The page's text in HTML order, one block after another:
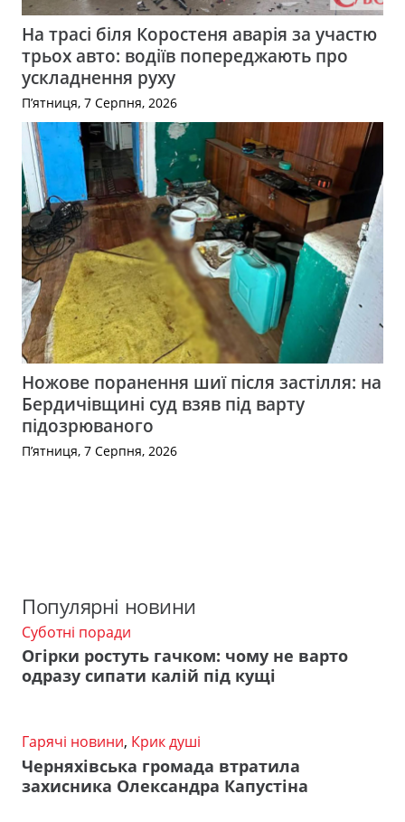
На трасі біля Коростеня аварія за участю
трьох авто: водіїв попереджають про
ускладнення руху
П’ятниця, 7 Серпня, 2026
Ножове поранення шиї після застілля: на
Бердичівщині суд взяв під варту
підозрюваного
П’ятниця, 7 Серпня, 2026
Популярні новини
Суботні поради
Огірки ростуть гачком: чому не варто
одразу сипати калій під кущі
Гарячі новини, Крик душі
Черняхівська громада втратила
захисника Олександра Капустіна